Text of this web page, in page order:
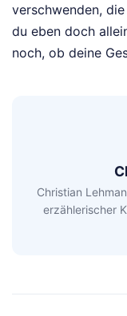
verschwenden,
du eben doch
noch, ob deine
Christian
erzählerischer